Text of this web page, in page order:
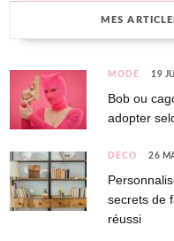
MES
MODE 19
Bob ou
adopter
DÉCO 26
secrets de
réussi